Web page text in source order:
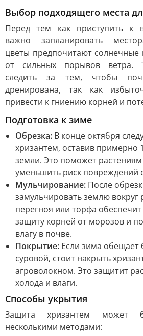
Выбор подходящего места
Перед тем как приступить к
важно запланировать
цветы предпочитают
от сильных порывов ветра.
следить за тем, чтобы
дренирована, так как
привести к гниению корней и
Подготовка к зиме
Обрезка: В конце октября
хризантем, оставив примерно
земли. Это поможет
уменьшить риск повреждений
Мульчирование: После
замульчировать землю вокруг
перегноя или торфа
защиту корней от морозов и
влагу в почве.
Покрытие: Если зима обещает
суровой, стоит накрыть
агроволокном. Это защитит
холода и влаги.
Способы укрытия
Защита хризантем может
несколькими методами: